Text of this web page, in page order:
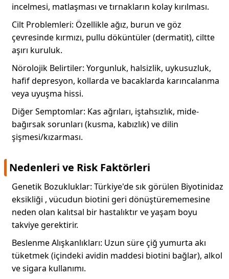
incelmesi, matlaşması ve tırnakların kolay kırılması.
Cilt Problemleri: Özellikle ağız, burun ve göz
çevresinde kırmızı, pullu döküntüler (dermatit), ciltte
aşırı kuruluk.
Nörolojik Belirtiler: Yorgunluk, halsizlik, uykusuzluk,
hafif depresyon, kollarda ve bacaklarda karıncalanma
veya uyuşma hissi.
Diğer Semptomlar: Kas ağrıları, iştahsızlık, mide-
bağırsak sorunları (kusma, kabızlık) ve dilin
şişmesi/kızarması.
Nedenleri ve Risk Faktörleri
Genetik Bozukluklar: Türkiye'de sık görülen Biyotinidaz
eksikliği , vücudun biotini geri dönüştürememesine
neden olan kalıtsal bir hastalıktır ve yaşam boyu
takviye gerektirir.
Beslenme Alışkanlıkları: Uzun süre çiğ yumurta akı
tüketmek (içindeki avidin maddesi biotini bağlar), alkol
ve sigara kullanımı.